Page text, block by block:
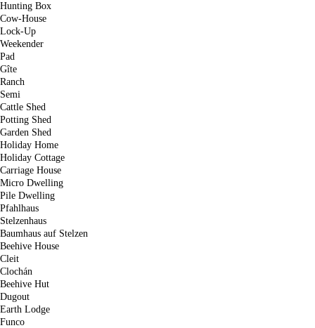
Hunting Box
Cow-House
Lock-Up
Weekender
Pad
Gîte
Ranch
Semi
Cattle Shed
Potting Shed
Garden Shed
Holiday Home
Holiday Cottage
Carriage House
Micro Dwelling
Pile Dwelling
Pfahlhaus
Stelzenhaus
Baumhaus auf Stelzen
Beehive House
Cleit
Clochán
Beehive Hut
Dugout
Earth Lodge
Funco